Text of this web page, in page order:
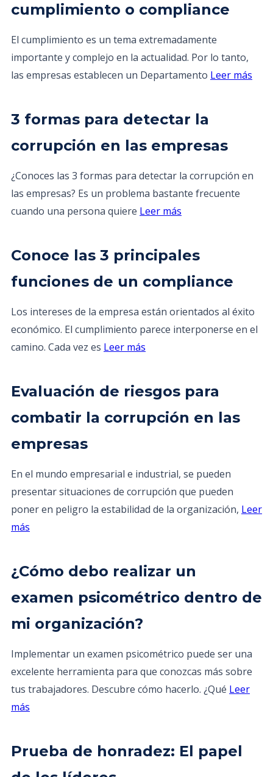
cumplimiento o compliance
El cumplimiento es un tema extremadamente
importante y complejo en la actualidad. Por lo tanto,
las empresas establecen un Departamento Leer más
3 formas para detectar la
corrupción en las empresas
¿Conoces las 3 formas para detectar la corrupción en
las empresas? Es un problema bastante frecuente
cuando una persona quiere Leer más
Conoce las 3 principales
funciones de un compliance
Los intereses de la empresa están orientados al éxito
económico. El cumplimiento parece interponerse en el
camino. Cada vez es Leer más
Evaluación de riesgos para
combatir la corrupción en las
empresas
En el mundo empresarial e industrial, se pueden
presentar situaciones de corrupción que pueden
poner en peligro la estabilidad de la organización, Leer
más
¿Cómo debo realizar un
examen psicométrico dentro de
mi organización?
Implementar un examen psicométrico puede ser una
excelente herramienta para que conozcas más sobre
tus trabajadores. Descubre cómo hacerlo. ¿Qué Leer
más
Prueba de honradez: El papel